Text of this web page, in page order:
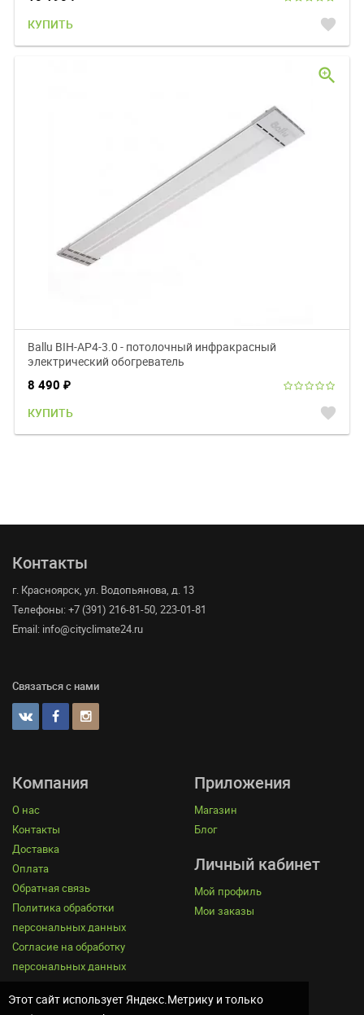
Этот сайт использует Яндекс.Метрику и только
КУПИТЬ favorite
Ballu BIH-AP4-3.0 - потолочный инфракрасный
электрический обогреватель
8 490 ₽
КУПИТЬ favorite
zoom_in
Контакты
г. Красноярск, ул. Водопьянова, д. 13
Телефоны: +7 (391) 216-81-50, 223-01-81
Email: info@cityclimate24.ru
Связаться с нами
Компания
О нас
Контакты
Доставка
Оплата
Обратная связь
Политика обработки
персональных данных
Согласие на обработку
персональных данных
Приложения
Магазин
Блог
Личный кабинет
Мой профиль
Мои заказы